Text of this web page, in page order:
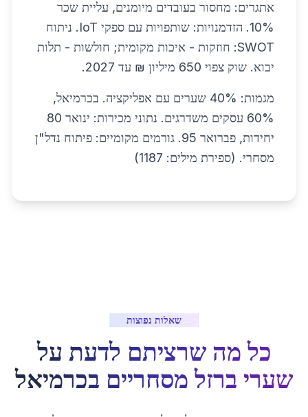
אתגרים: מחסור בעובדים מיומנים, עליית שכר
10%. הזדמנויות: שותפויות עם ספקי IoT. ניתוח
SWOT: חוזקות - איכות מקומית; חולשות - תלות
יבוא. שוק צפוי 650 מיליון ₪ עד 2027.
מגמות: 40% שערים עם אפליקציה. בכרמיאל,
60% עסקים משדרגים. נתוני מכירות: ינואר 80
יחידות, פברואר 95. גורמים מקומיים: פיתוח נדל"ן
מסחרי. (ספירת מילים: 1187)
שאלות נפוצות
כל מה שרציתם לדעת על
שערי ברזל מסחריים בכרמיאל